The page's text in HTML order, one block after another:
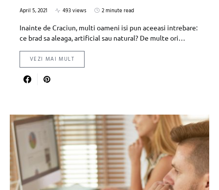
April 5, 2021 493 views
2 minute read
Inainte de Craciun, multi oameni isi pun aceeasi intrebare:
ce brad sa aleaga, artificial sau natural? De multe ori…
VEZI MAI MULT